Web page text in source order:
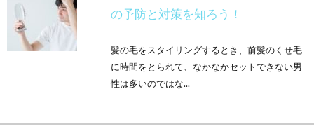
の予防と対策を知ろう！
髪の毛をスタイリングするとき、前髪のくせ毛
に時間をとられて、なかなかセットできない男
性は多いのではな...